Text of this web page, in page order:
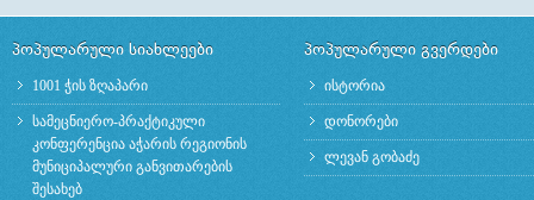
პოპულარული სიახლეები
1001 ჭის ზღაპარი
სამეცნიერო-პრაქტიკული
კონფერენცია აჭარის რეგიონის
მუნიციპალური განვითარების
შესახებ
პოპულარული გვერდები
ისტორია
დონორები
ლევან გობაძე